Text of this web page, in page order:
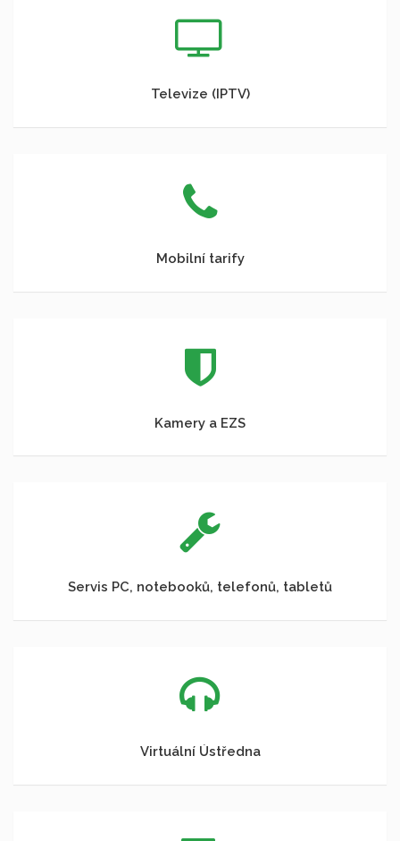
Televize (IPTV)
Mobilní tarify
Kamery a EZS
Servis PC, notebooků, telefonů, tabletů
Virtuální Ústředna